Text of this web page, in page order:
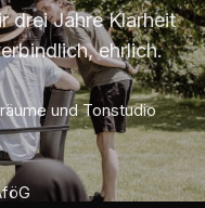
drei Jahre Klarheit
ehrlich.
und Tonstudio